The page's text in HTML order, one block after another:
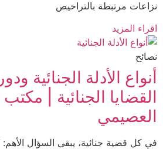
مرتبطة بالتراخيص
المزيد
الأدلة الجنائية
الجنائية | مكتب
قضية جنائية، يبقى السؤال الأهم: